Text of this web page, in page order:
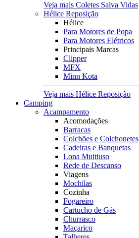
Veja mais Coletes Salva Vidas
Hélice Reposição
Hélice
Para Motores de Popa
Para Motores Elétricos
Principais Marcas
Clipper
MFX
Minn Kota
Veja mais Hélice Reposição
Camping
Acampamento
Acomodações
Barracas
Colchões e Colchonetes
Cadeiras e Banquetas
Lona Multiuso
Rede de Descanso
Viagens
Mochilas
Cozinha
Fogareiro
Cartucho de Gás
Churrasco
Maçarico